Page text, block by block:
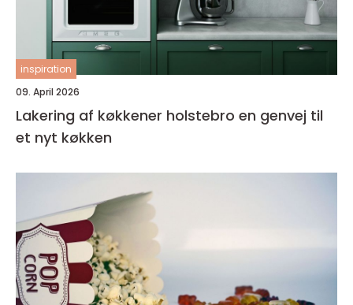
inspiration
09. April 2026
Lakering af køkkener holstebro en genvej til
et nyt køkken